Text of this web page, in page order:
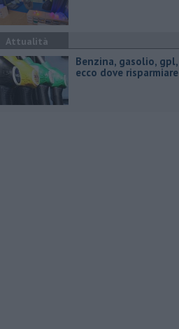
Attualità
​Benzina, gasolio, gpl,
ecco dove risparmiare